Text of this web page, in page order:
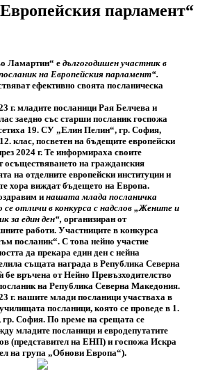
парламент“
Ламартин“ едългогодишен участник в
на Европейския парламент“.
ефективно своята посланическа
г. младите посланици Рая Белчева и
заедно със старши посланик госпожа
19. СУ „Елин Пелин“, гр. София,
клас, посветен на бъдещите европейски
2024 г. Те информираха своите
осъществяването на гражданския
на отделните европейски институции и
хора виждат бъдещето на Европа.
инашата млада посланичка
отличи в конкурса с надслов „Жените и
за един ден“, организиран от
работи. Участниците в конкурса
посланик“. С това нейно участие
да прекара един ден с нейна
същата награда в Република Северна
връчена от Нейно Превъзходителство
на Република Северна Македония.
г. нашите млади посланици участваха в
посланици, която се проведе в 1.
София. По време на срещата се
младите посланици и евродепутатите
(представител на ЕНП) и госпожа Искра
на група „Обнови Европа“).